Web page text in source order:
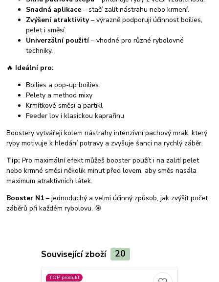
Snadná aplikace – stačí zalít nástrahu nebo krmení.
Zvýšení atraktivity– výrazně podporují účinnost boilies,
pelet i směsí.
Univerzální použití– vhodné pro různé rybolovné
techniky.
🔥 Ideální pro:
Boilies a pop-up boilies
Pelety a method mixy
Krmítkové směsi a partikl
Feeder lov i klasickou kaprařinu
Boostery vytvářejí kolem nástrahy intenzivní pachový mrak, který
ryby motivuje k hledání potravy a zvyšuje šanci na rychlý záběr.
Tip: Pro maximální efekt můžeš booster použít i na zalití pelet
nebo krmné směsi několik minut před lovem, aby směs nasála
maximum atraktivních látek.
Booster N1 –jednoduchý a velmi účinný způsob, jak zvýšit počet
záběrů při každém rybolovu. 🎯
Související zboží 20
TOP produkt